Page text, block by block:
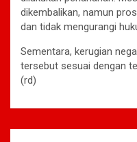
dikembalikan, namun
dan tidak mengurangi
Sementara, kerugian
tersebut sesuai dengan
(rd)